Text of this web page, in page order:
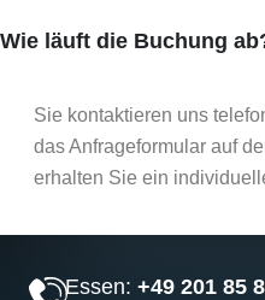
Wie läuft die Buchung
Sie kontaktieren uns
das Anfrageformular auf
erhalten Sie ein
Essen:+49 201 85